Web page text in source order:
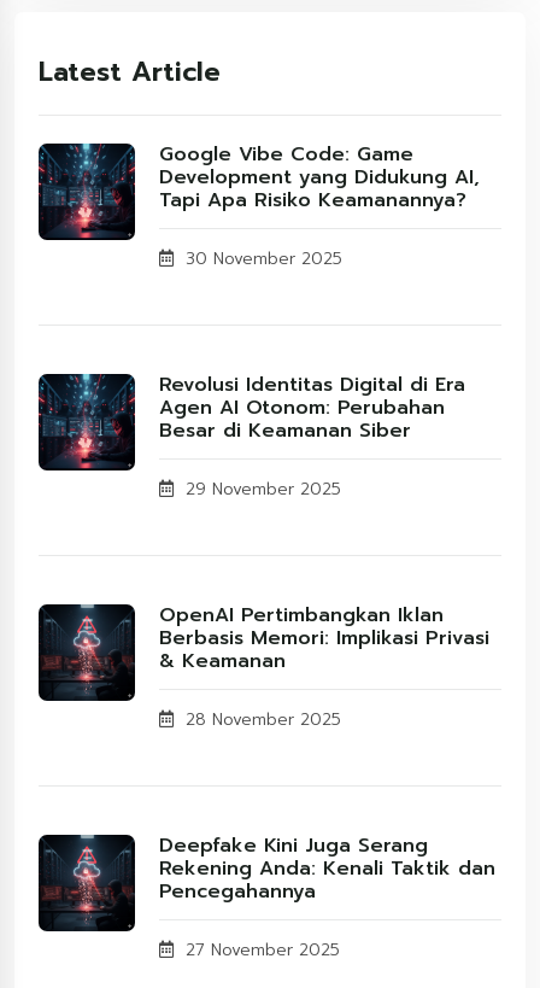
Latest Article
Google Vibe Code: Game
Development yang Didukung AI,
Tapi Apa Risiko Keamanannya?
30 November 2025
Revolusi Identitas Digital di Era
Agen AI Otonom: Perubahan
Besar di Keamanan Siber
29 November 2025
OpenAI Pertimbangkan Iklan
Berbasis Memori: Implikasi Privasi
& Keamanan
28 November 2025
Deepfake Kini Juga Serang
Rekening Anda: Kenali Taktik dan
Pencegahannya
27 November 2025